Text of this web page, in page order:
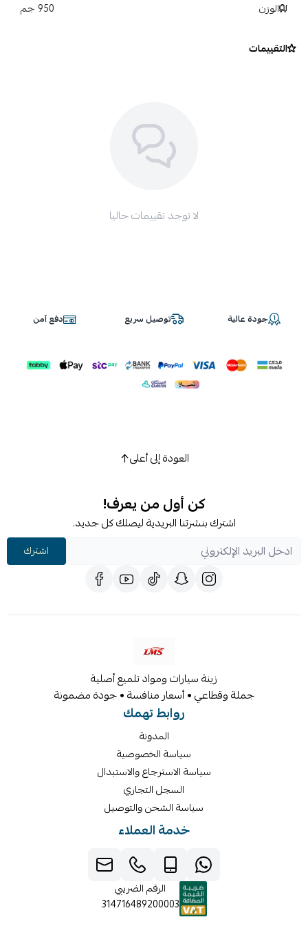
الوزن 950 جم
التقييمات
لا توجد تقييمات حاليا
جودة عالية توصيل سريع دفع آمن
العودة إلى أعلى
كن أول من يعرف!
اشترك بنشرتنا البريدية ليصلك كل جديد.
اشترك
زينة سيارات ومواد تلميع أصلية
جملة وقطاعي • أسعار منافسة • جودة مضمونة
روابط تهمك
المدونة
سياسة الخصوصية
سياسة الاسترجاع والاستبدال
السجل التجاري
سياسة الشحن والتوصيل
خدمة العملاء
الرقم الضريبي
314716489200003